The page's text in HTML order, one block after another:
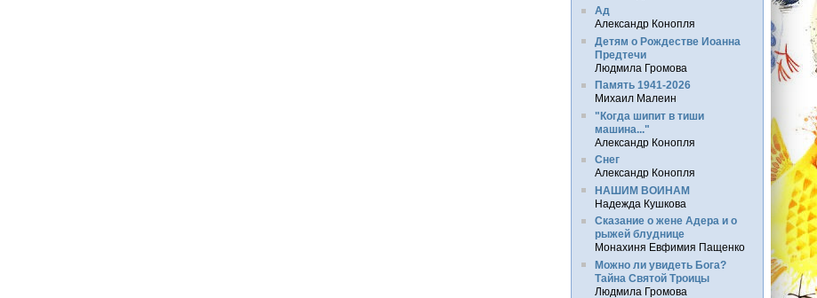
Ад
Александр Конопля
Детям о Рождестве Иоанна
Предтечи
Людмила Громова
Память 1941-2026
Михаил Малеин
"Когда шипит в тиши
машина..."
Александр Конопля
Снег
Александр Конопля
НАШИМ ВОИНАМ
Надежда Кушкова
Сказание о жене Адера и о
рыжей блуднице
Монахиня Евфимия Пащенко
Можно ли увидеть Бога?
Тайна Святой Троицы
Людмила Громова